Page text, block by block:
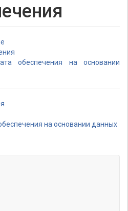
обеспечения на основании
на основании данных